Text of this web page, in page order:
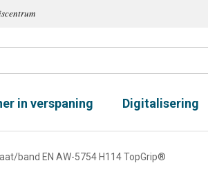
in verspaning Digitalisering
band EN AW-5754 H114 TopGrip®